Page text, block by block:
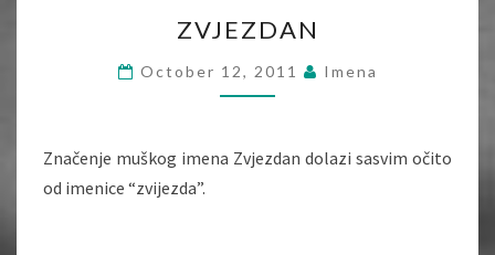
ZVJEZDAN
October 12, 2011 Imena
Značenje muškog imena Zvjezdan dolazi sasvim očito
od imenice “zvijezda”.